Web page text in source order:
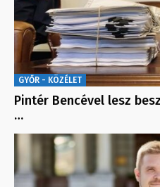
GYŐR - KÖZÉLET
Pintér Bencével lesz
…